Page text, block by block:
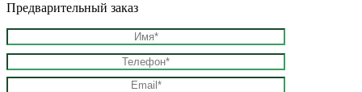
Предварительный заказ